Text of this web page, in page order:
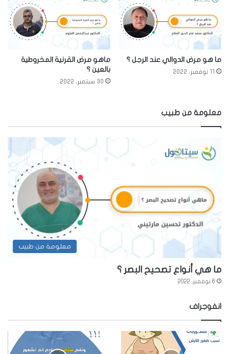
ما هو مرض الدوالي عند الرجل ؟
11 نوفمبر، 2022
ماهو مرض القرنية المخروطية
بالعين ؟
30 سبتمبر، 2022
معلومة من طبيب
معلومة من طبيب
ما هي أنواع تصحيح البصر ؟
6 نوفمبر، 2022
انفوجراف